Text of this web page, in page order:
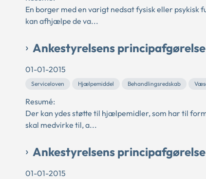
En borger med en varigt nedsat fysisk eller
kan afhjælpe de va...
Ankestyrelsens principafgørelse
01-01-2015
Serviceloven Hjælpemiddel Behandlingsredskab
Resumé:
Der kan ydes støtte til hjælpemidler, som har til
skal medvirke til, a...
Ankestyrelsens principafgørelse
01-01-2015